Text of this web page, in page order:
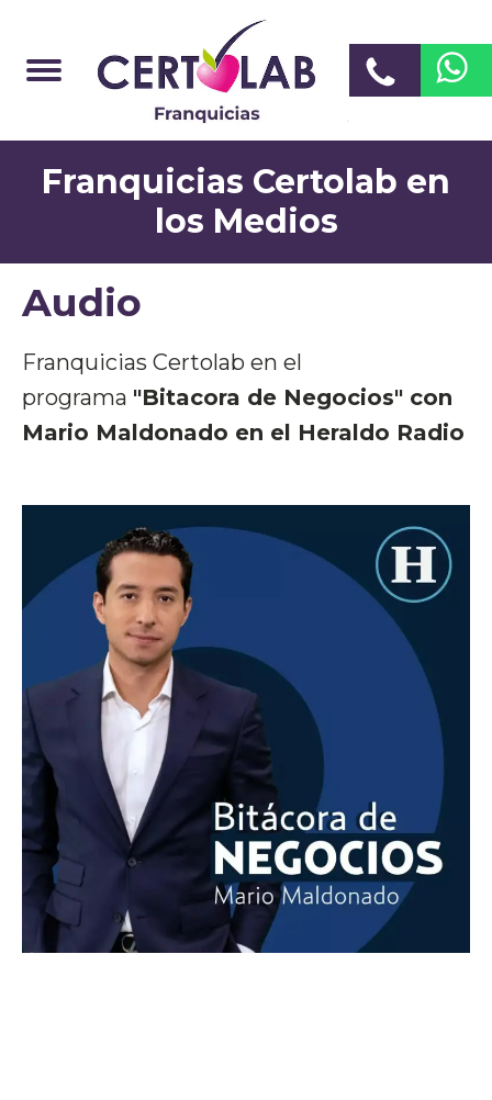
Franquicias Certolab en
los Medios
Audio
Franquicias Certolab en el
programa "Bitacora de Negocios" con
Mario Maldonado en el Heraldo Radio